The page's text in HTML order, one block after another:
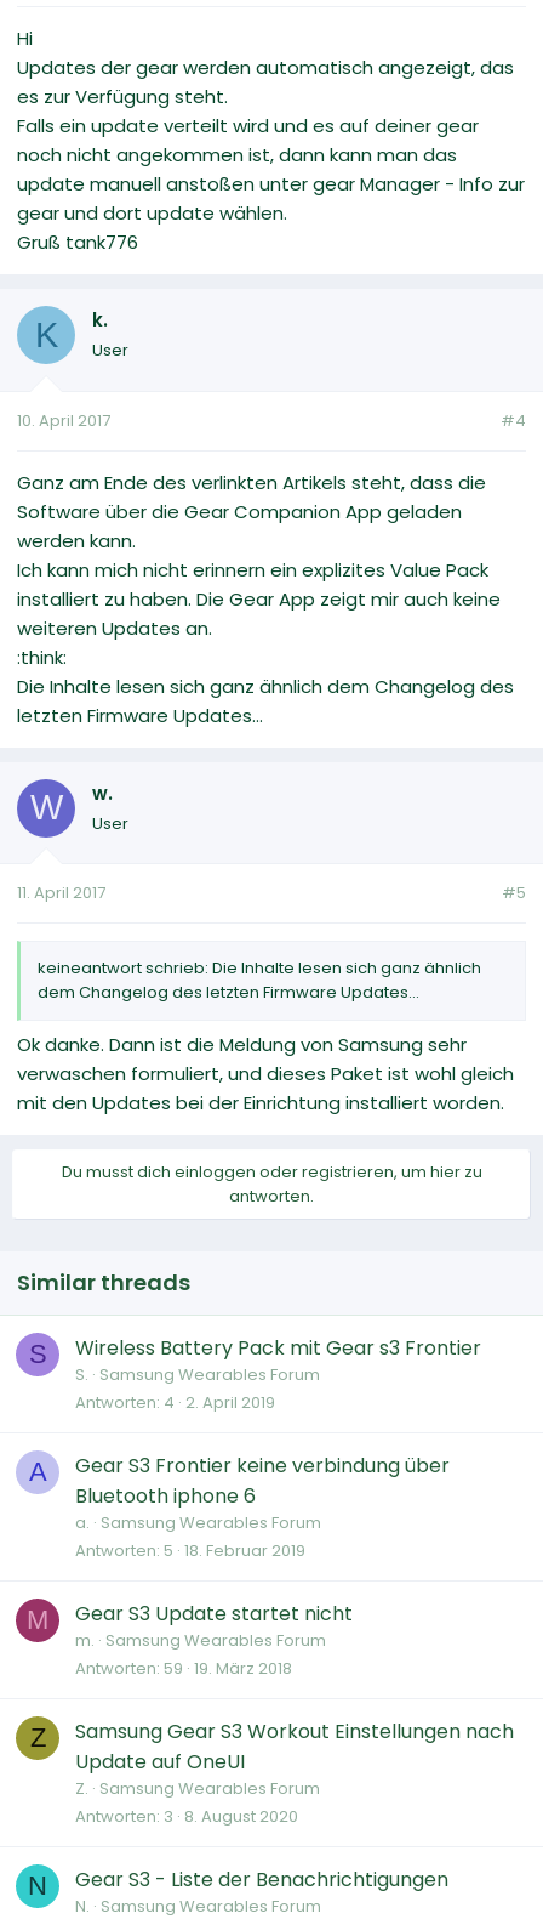
Hi
Updates der gear werden automatisch angezeigt, das
es zur Verfügung steht.
Falls ein update verteilt wird und es auf deiner gear
noch nicht angekommen ist, dann kann man das
update manuell anstoßen unter gear Manager - Info zur
gear und dort update wählen.
Gruß tank776
K k.
User
10. April 2017 #4
Ganz am Ende des verlinkten Artikels steht, dass die
Software über die Gear Companion App geladen
werden kann.
Ich kann mich nicht erinnern ein explizites Value Pack
installiert zu haben. Die Gear App zeigt mir auch keine
weiteren Updates an.
:think:
Die Inhalte lesen sich ganz ähnlich dem Changelog des
letzten Firmware Updates...
W w.
User
11. April 2017 #5
keineantwort schrieb: Die Inhalte lesen sich ganz ähnlich
dem Changelog des letzten Firmware Updates...
Ok danke. Dann ist die Meldung von Samsung sehr
verwaschen formuliert, und dieses Paket ist wohl gleich
mit den Updates bei der Einrichtung installiert worden.
Du musst dich einloggen oder registrieren, um hier zu
antworten.
Similar threads
S Wireless Battery Pack mit Gear s3 Frontier
S. Samsung Wearables Forum
Antworten 4 2. April 2019
A
Gear S3 Frontier keine verbindung über
Bluetooth iphone 6
a. Samsung Wearables Forum
Antworten 5 18. Februar 2019
M Gear S3 Update startet nicht
m. Samsung Wearables Forum
Antworten 59 19. März 2018
Z
Samsung Gear S3 Workout Einstellungen nach
Update auf OneUI
Z. Samsung Wearables Forum
Antworten 3 8. August 2020
N Gear S3 - Liste der Benachrichtigungen
N. Samsung Wearables Forum